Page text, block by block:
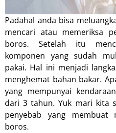
Padahal anda bisa
mencari atau memeriksa
boros. Setelah itu
komponen yang sudah
pakai. Hal ini menjadi
menghemat bahan bakar.
yang mempunyai
dari 3 tahun. Yuk mari kita
penyebab yang membuat
boros.